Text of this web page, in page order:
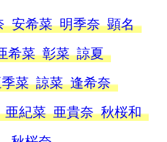
安希菜 明季奈 顕名
希菜 彰菜 諒夏
菜 諒菜 逢希奈
亜紀菜 亜貴奈 秋桜和